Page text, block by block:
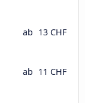
ab 13 CHF
ab 11 CHF